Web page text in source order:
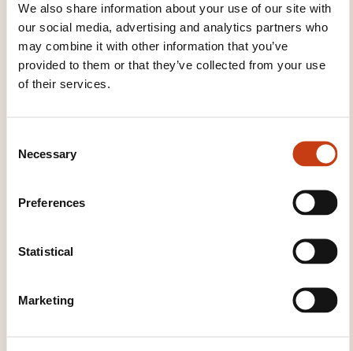
We also share information about your use of our site with
our social media, advertising and analytics partners who
may combine it with other information that you’ve
provided to them or that they’ve collected from your use
of their services.
Necessary
Preferences
Statistical
Marketing
Gestion et calcul des rémunérations - Perfectionnement
(cour du jour)
Début de la séance le 08/12/2026 à 11:30
Durée: 02h00
Location: Classe virtuelle
Examen
Registration deadline
Register